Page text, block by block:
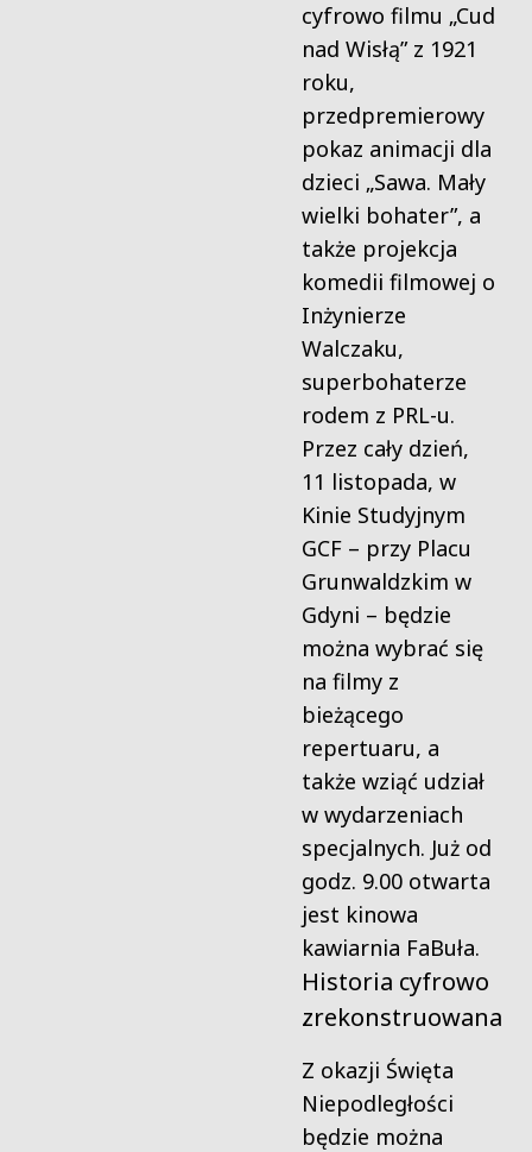
cyfrowo filmu „Cud
nad Wisłą” z 1921
roku,
przedpremierowy
pokaz animacji dla
dzieci „Sawa. Mały
wielki bohater”, a
także projekcja
komedii filmowej o
Inżynierze
Walczaku,
superbohaterze
rodem z PRL-u.
Przez cały dzień,
11 listopada, w
Kinie Studyjnym
GCF – przy Placu
Grunwaldzkim w
Gdyni – będzie
można wybrać się
na filmy z
bieżącego
repertuaru, a
także wziąć udział
w wydarzeniach
specjalnych. Już od
godz. 9.00 otwarta
jest kinowa
kawiarnia FaBuła.
Historia cyfrowo
zrekonstruowana
Z okazji Święta
Niepodległości
będzie można